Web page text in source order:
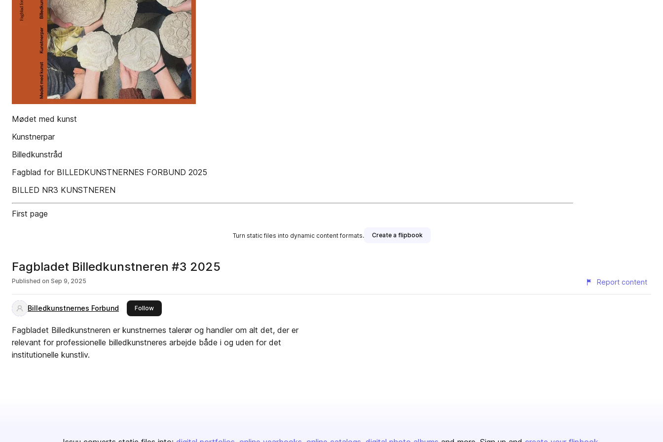
Mødet med kunst
Kunstnerpar
Billedkunstråd
Fagblad for BILLEDKUNSTNERNES FORBUND 2025
BILLED NR3 KUNSTNEREN
First page
Turn static files into dynamic content formats. Create a flipbook
Fagbladet Billedkunstneren #3 2025
Published on Sep 9, 2025 Report content
Billedkunstnernes Forbund Followthis publisher
Fagbladet Billedkunstneren er kunstnernes talerør og handler om alt det, der er
relevant for professionelle billedkunstneres arbejde både i og uden for det
institutionelle kunstliv.